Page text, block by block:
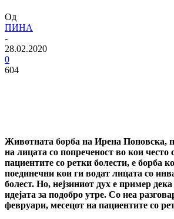
Од
ПИНА
-
28.02.2020
0
604
Животната борба на Ирена Поповска,
на лицата со попреченост во кои често
пациентите со ретки болести, е борба
поединечни кои ги водат лицата со
болест. Но, нејзиниот дух е пример
идејата за подобро утре. Со неа
февруари, месецот на пациентите со